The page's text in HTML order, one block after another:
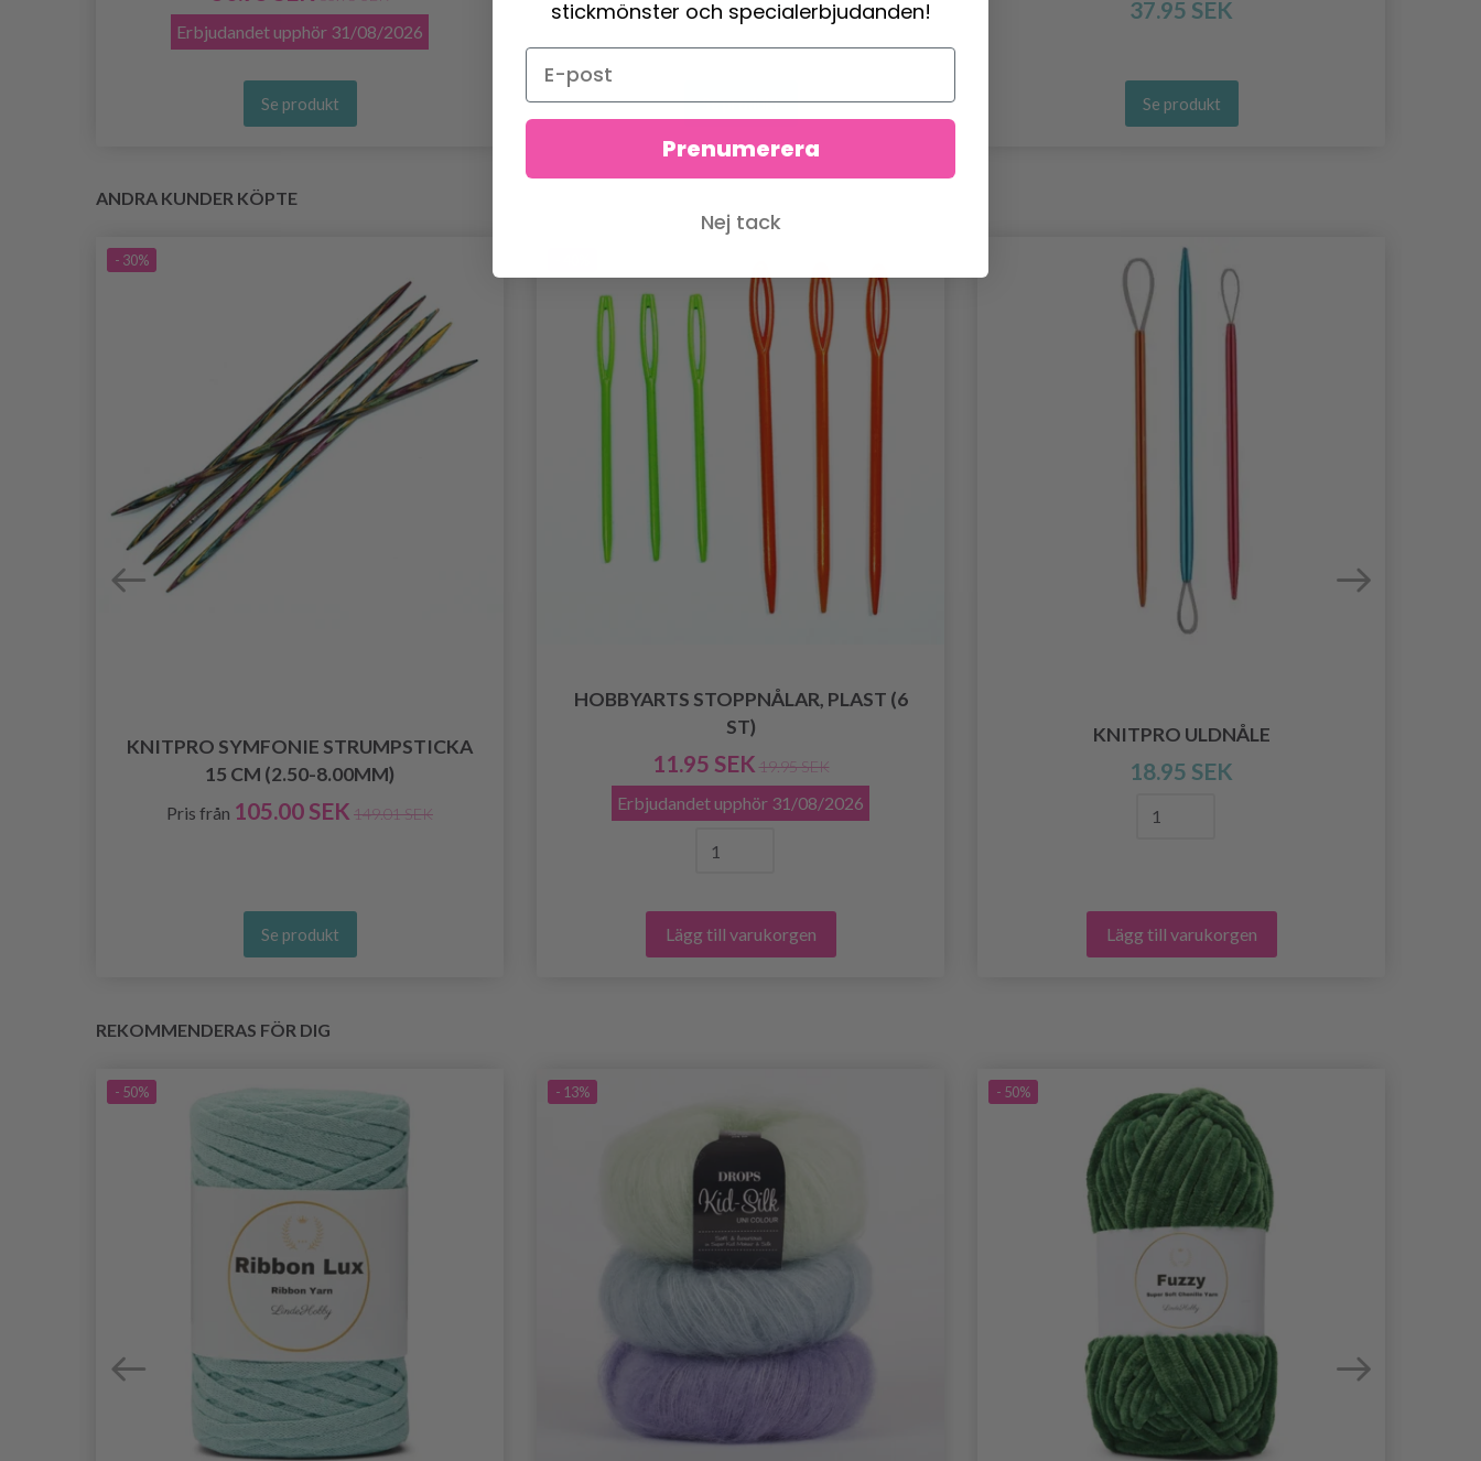
Erbjudandet upphör 31/08/2026
Se produkt
59.95 SEK
Se produkt
37.95 SEK
Se produkt
ANDRA KUNDER KÖPTE
- 30%
KNITPRO SYMFONIE STRUMPSTICKA
15 CM (2.50-8.00MM)
Pris från 105.00 SEK 149.01 SEK
Se produkt
HOBBYARTS STOPPNÅLAR, PLAST (6
ST)
11.95 SEK 19.95 SEK
Erbjudandet upphör 31/08/2026
Lägg till varukorgen
KNITPRO ULDNÅLE
18.95 SEK
Lägg till varukorgen
REKOMMENDERAS FÖR DIG
- 50% - 13% - 50%
stickmönster och specialerbjudanden!
Prenumerera
Nej tack